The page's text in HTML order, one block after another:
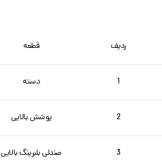
ردیف قطعه
1 دسته
2 پوشش بالایی
3 صندلی بلبرینگ بالایی